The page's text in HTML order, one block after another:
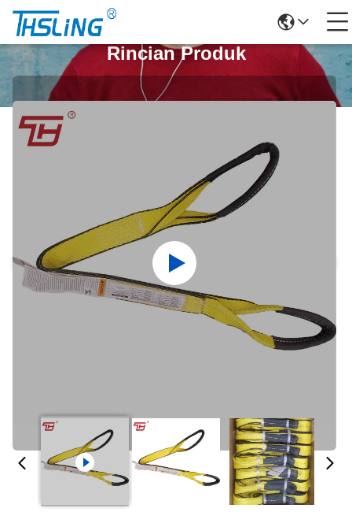
Rincian Produk